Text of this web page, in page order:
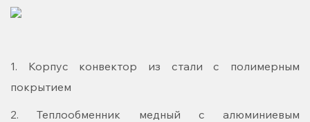
1. Корпус конвектор из стали с полимерным
покрытием
2. Теплообменник медный с алюминиевым